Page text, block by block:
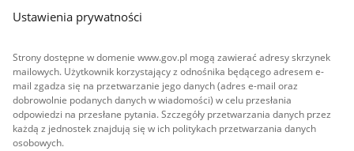
Ustawienia prywatności
Strony dostępne w domenie www.gov.pl mogą zawierać adresy skrzynek
mailowych. Użytkownik korzystający z odnośnika będącego adresem e-
mail zgadza się na przetwarzanie jego danych (adres e-mail oraz
dobrowolnie podanych danych w wiadomości) w celu przesłania
odpowiedzi na przesłane pytania. Szczegóły przetwarzania danych przez
każdą z jednostek znajdują się w ich politykach przetwarzania danych
osobowych.